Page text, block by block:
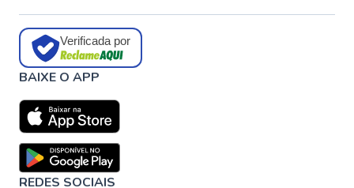
Verificada por
BAIXE O APP
REDES SOCIAIS